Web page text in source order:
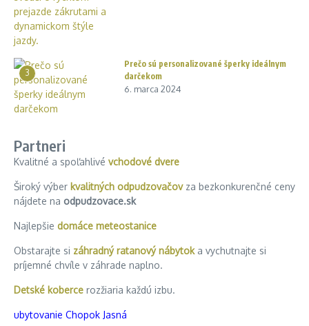
3
Prečo sú personalizované šperky ideálnym
darčekom
6. marca 2024
Partneri
Kvalitné a spoľahlivé vchodové dvere
Široký výber kvalitných odpudzovačovza bezkonkurenčné ceny
nájdete na odpudzovace.sk
Najlepšie domáce meteostanice
Obstarajte si záhradný ratanový nábytoka vychutnajte si
príjemné chvíle v záhrade naplno.
Detské koberce rozžiaria každú izbu.
ubytovanie Chopok Jasná